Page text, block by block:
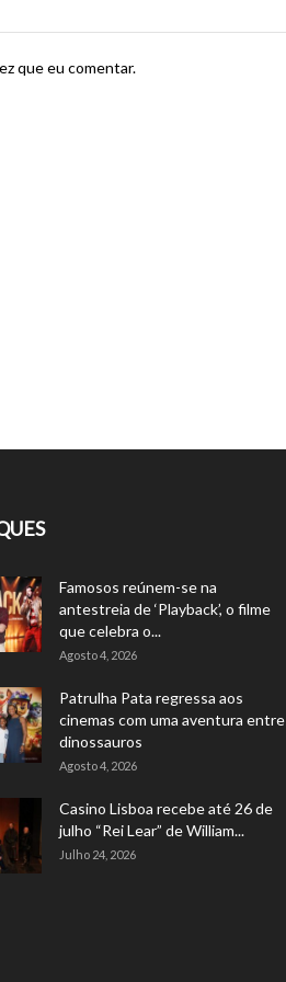
que eu comentar.
Famosos reúnem-se na
antestreia de ‘Playback’, o filme
que celebra o...
Agosto 4, 2026
Patrulha Pata regressa aos
cinemas com uma aventura entre
dinossauros
Agosto 4, 2026
Casino Lisboa recebe até 26 de
julho “Rei Lear” de William...
Julho 24, 2026